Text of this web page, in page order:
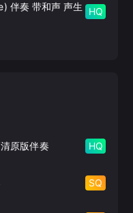
伴奏 带和声 声生
HQ
原版伴奏 HQ
SQ